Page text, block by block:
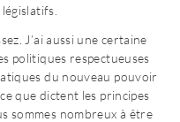
J’ai aussi une certaine
politiques respectueuses
du nouveau pouvoir
que dictent les principes
sommes nombreux à être